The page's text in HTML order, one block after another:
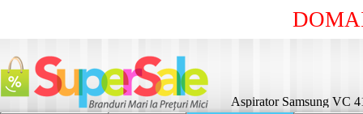
Aspirator Samsung VC